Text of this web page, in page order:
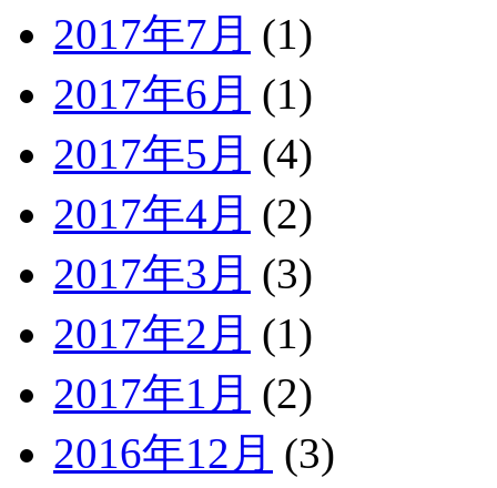
2017年7月 (1)
2017年6月 (1)
2017年5月 (4)
2017年4月 (2)
2017年3月 (3)
2017年2月 (1)
2017年1月 (2)
2016年12月 (3)